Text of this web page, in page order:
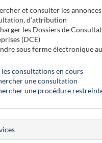
et consulter les
d'attribution
les Dossiers de
(DCE)
sous forme électronique
consultations en cours
une consultation
une procédure